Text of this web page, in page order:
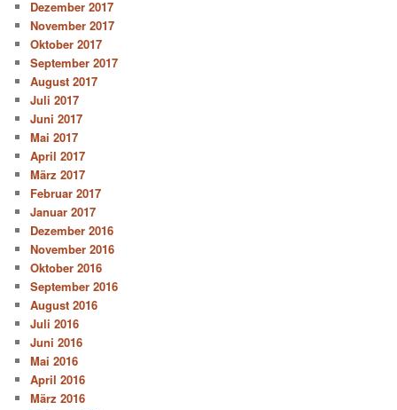
Dezember 2017
November 2017
Oktober 2017
September 2017
August 2017
Juli 2017
Juni 2017
Mai 2017
April 2017
März 2017
Februar 2017
Januar 2017
Dezember 2016
November 2016
Oktober 2016
September 2016
August 2016
Juli 2016
Juni 2016
Mai 2016
April 2016
März 2016